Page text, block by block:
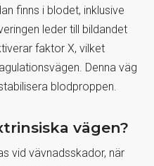
finns i blodet, inklusive
leder till bildandet
faktor X, vilket
Denna väg
blodproppen.
vägen?
vid vävnadsskador, när